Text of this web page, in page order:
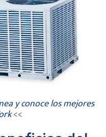
y conoce los mejores
<<